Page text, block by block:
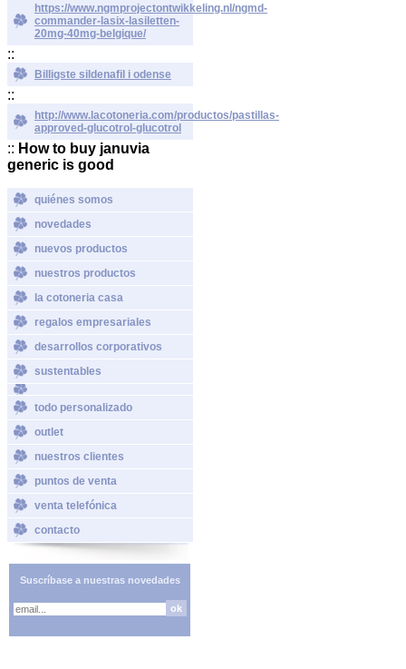
https://www.ngmprojectontwikkeling.nl/ngmd-
commander-lasix-lasiletten-
20mg-40mg-belgique/
::
Billigste sildenafil i odense
::
http://www.lacotoneria.com/productos/pastillas-
approved-glucotrol-glucotrol
:: How to buy januvia
generic is good
quiénes somos
novedades
nuevos productos
nuestros productos
la cotoneria casa
regalos empresariales
desarrollos corporativos
sustentables
todo personalizado
outlet
nuestros clientes
puntos de venta
venta telefónica
contacto
Suscríbase a nuestras novedades